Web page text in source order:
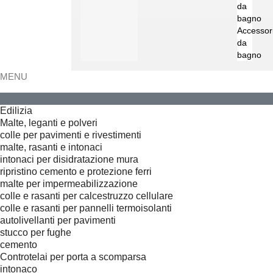
da
bagno
da
bagno
MENU
Edilizia
Malte, leganti e polveri
colle per pavimenti e rivestimenti
malte, rasanti e intonaci
intonaci per disidratazione mura
ripristino cemento e protezione ferri
malte per impermeabilizzazione
colle e rasanti per calcestruzzo cellulare
colle e rasanti per pannelli termoisolanti
autolivellanti per pavimenti
stucco per fughe
cemento
Controtelai per porta a scomparsa
intonaco